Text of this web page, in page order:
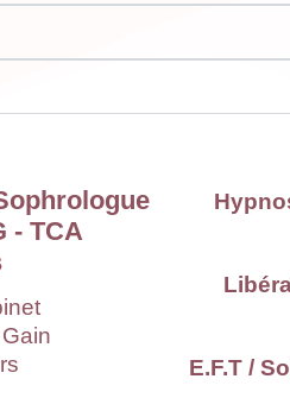
- TCA
E.F.T /